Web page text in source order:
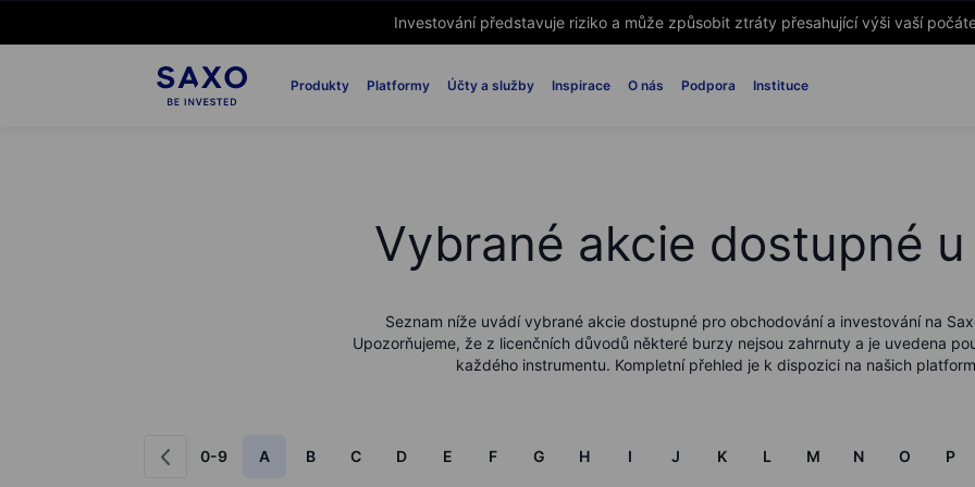
Investování představuje riziko a může způsobit ztráty přesahující výši vaší
Produkty Platformy Účty a služby Inspirace O nás Podpora Instituce
Vybrané akcie dostupné u
Seznam níže uvádí vybrané akcie dostupné pro obchodování a investování na
Upozorňujeme, že z licenčních důvodů některé burzy nejsou zahrnuty a je uvedena
každého instrumentu. Kompletní přehled je k dispozici na našich
0-9 A B C D E F G H I J K L M N O P